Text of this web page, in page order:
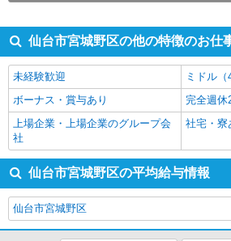
仙台市宮城野区の他の特徴のお仕
未経験歓迎
ミドル
ボーナス・賞与あり
完全週休
上場企業・上場企業のグループ会
社
社宅・寮
仙台市宮城野区の平均給与情報
仙台市宮城野区